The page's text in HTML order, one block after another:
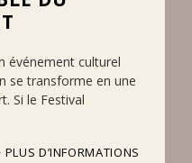
événement culturel
se transforme en une
Si le Festival
PLUS D’INFORMATIONS